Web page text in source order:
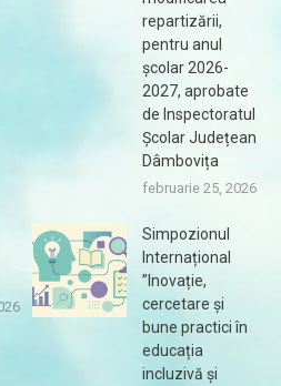
repartizării,
pentru anul
școlar 2026-
2027, aprobate
de Inspectoratul
Școlar Județean
Dâmbovița
februarie 25, 2026
Simpozionul
Internațional
”Inovație,
cercetare și
bune practici în
educația
incluzivă și